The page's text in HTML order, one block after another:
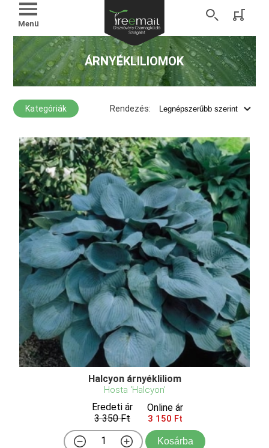
Menü
ÁRNYÉKLILIOMOK
Kategóriák Rendezés:
Halcyon árnyékliliom
Hosta 'Halcyon'
Eredeti ár
3 350 Ft
Online ár
3 150 Ft
Kosárba